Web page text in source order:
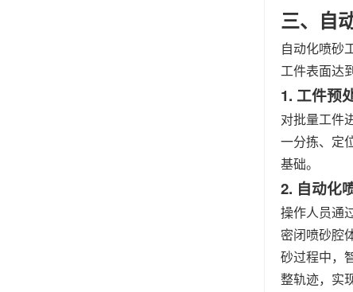
三、自
自动化喷砂
工件表面达
1. 工件预
对批量工件
一分拣、定
基础。
2. 自动化
操作人员通
密闭喷砂腔
砂过程中，
整轨迹，实